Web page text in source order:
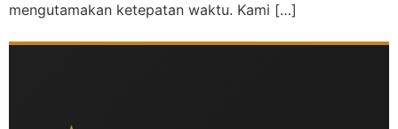
mengutamakan ketepatan waktu. Kami […]